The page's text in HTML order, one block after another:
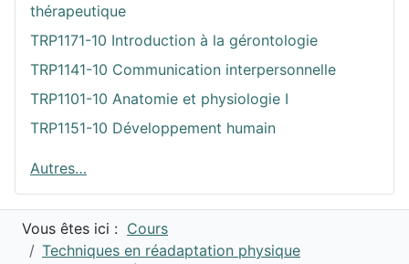
thérapeutique
TRP1171-10 Introduction à la gérontologie
TRP1141-10 Communication interpersonnelle
TRP1101-10 Anatomie et physiologie I
TRP1151-10 Développement humain
Autres…
Vous êtes ici : Cours
Techniques en réadaptation physique